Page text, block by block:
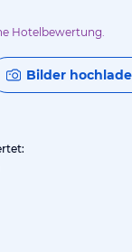
Hotelbewertung.
Bilder